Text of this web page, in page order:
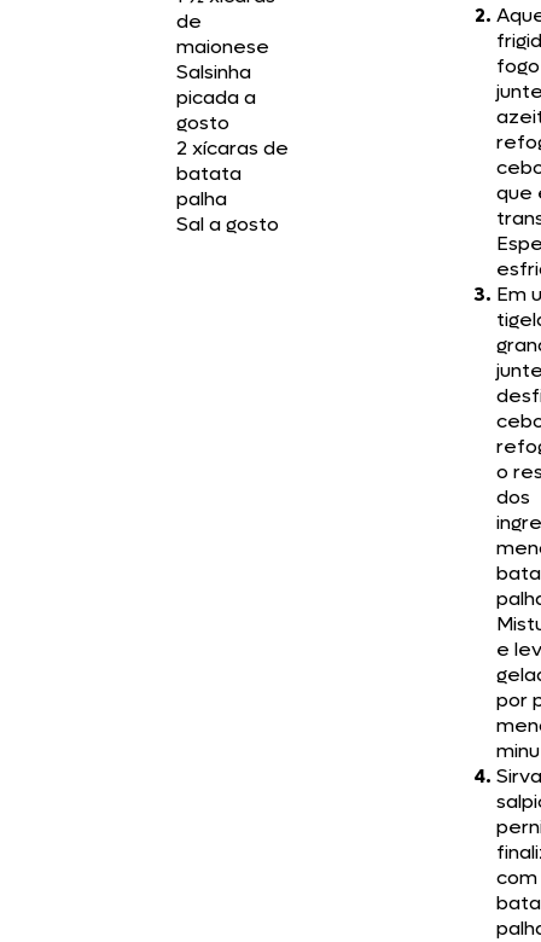
de
maionese
Salsinha
picada a
gosto
2 xícaras de
batata
palha
Sal a gosto
que
Em
o
dos
e
por
com